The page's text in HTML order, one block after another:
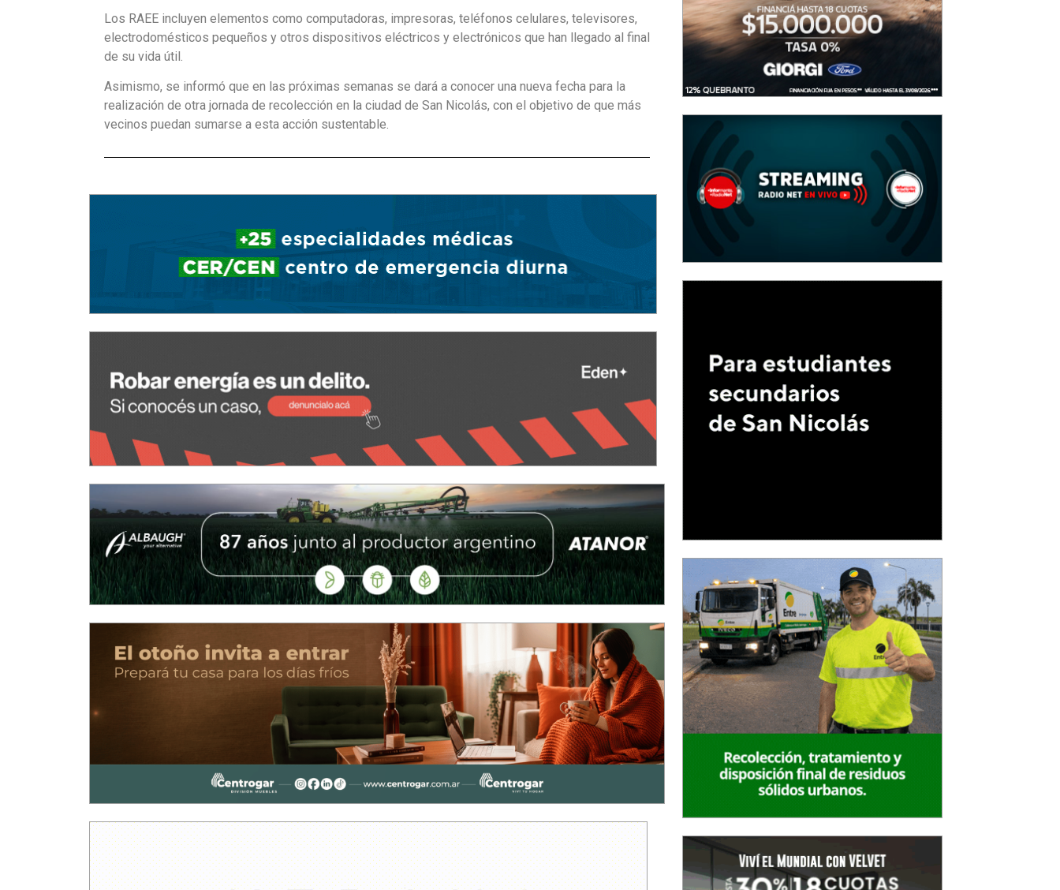
Los RAEE incluyen elementos como computadoras, impresoras, teléfonos celulares, televisores,
electrodomésticos pequeños y otros dispositivos eléctricos y electrónicos que han llegado al final
de su vida útil.
Asimismo, se informó que en las próximas semanas se dará a conocer una nueva fecha para la
realización de otra jornada de recolección en la ciudad de San Nicolás, con el objetivo de que más
vecinos puedan sumarse a esta acción sustentable.